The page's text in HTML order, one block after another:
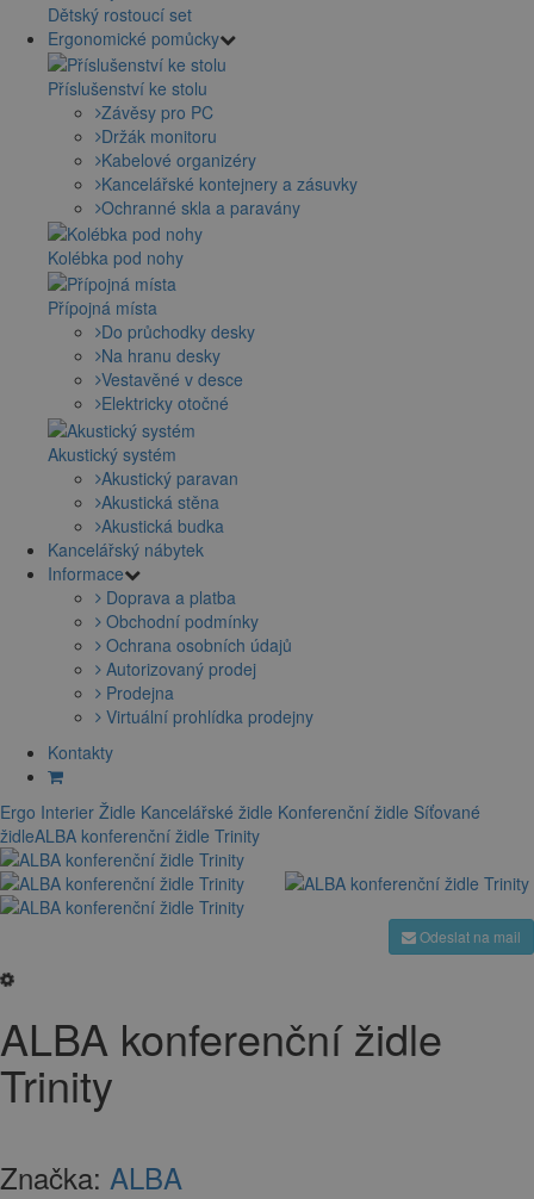
Dětský rostoucí set
Ergonomické pomůcky
Příslušenství ke stolu
Závěsy pro PC
Držák monitoru
Kabelové organizéry
Kancelářské kontejnery a zásuvky
Ochranné skla a paravány
Kolébka pod nohy
Přípojná místa
Do průchodky desky
Na hranu desky
Vestavěné v desce
Elektricky otočné
Akustický systém
Akustický paravan
Akustická stěna
Akustická budka
Kancelářský nábytek
Informace
Doprava a platba
Obchodní podmínky
Ochrana osobních údajů
Autorizovaný prodej
Prodejna
Virtuální prohlídka prodejny
Kontakty
Ergo Interier Židle Kancelářské židle Konferenční židle Síťované
židleALBA konferenční židle Trinity
Odeslat na mail
ALBA konferenční židle
Trinity
Značka: ALBA